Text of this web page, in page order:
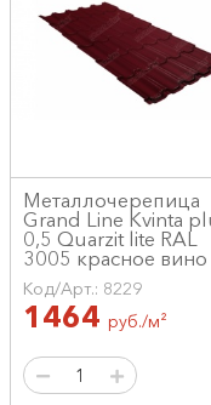
Металлочерепица
Grand Line Kvinta
0,5 Quarzit lite RAL
3005 красное вино
Код/Арт.: 8229
1464 руб./м²